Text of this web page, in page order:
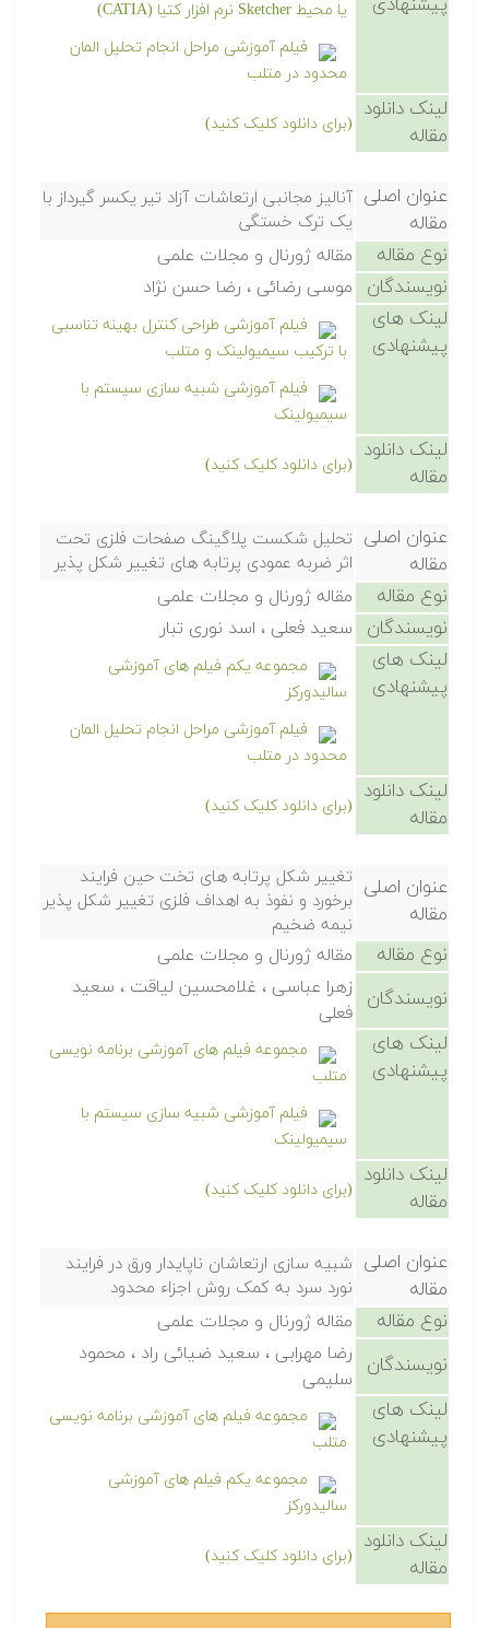
پیشنهادی
یا محیط Sketcher نرم افزار کتیا (CATIA)
فیلم آموزشی مراحل انجام تحلیل المان
محدود در متلب
لینک دانلود
مقاله
(برای دانلود کلیک کنید)
عنوان اصلی
مقاله
آنالیز مجانبی ارتعاشات آزاد تیر یکسر گیرداز با
یک ترک خستگی
نوع مقاله مقاله ژورنال و مجلات علمی
نویسندگان موسی رضائی ، رضا حسن نژاد
لینک های
پیشنهادی
فیلم آموزشی طراحی کنترل بهینه تناسبی
با ترکیب سیمیولینک و متلب
فیلم آموزشی شبیه سازی سیستم با
سیمیولینک
لینک دانلود
مقاله
(برای دانلود کلیک کنید)
عنوان اصلی
مقاله
تحلیل شکست پلاگینگ صفحات فلزی تحت
اثر ضربه عمودی پرتابه های تغییر شکل پذیر
نوع مقاله مقاله ژورنال و مجلات علمی
نویسندگان سعید فعلی ، اسد نوری تبار
لینک های
پیشنهادی
مجموعه یکم فیلم های آموزشی
سالیدورکز
فیلم آموزشی مراحل انجام تحلیل المان
محدود در متلب
لینک دانلود
مقاله
(برای دانلود کلیک کنید)
عنوان اصلی
مقاله
تغییر شکل پرتابه های تخت حین فرایند
برخورد و نفوذ به اهداف فلزی تغییر شکل پذیر
نیمه ضخیم
نوع مقاله مقاله ژورنال و مجلات علمی
نویسندگان
زهرا عباسی ، غلامحسین لیاقت ، سعید
فعلی
لینک های
پیشنهادی
مجموعه فیلم های آموزشی برنامه نویسی
متلب
فیلم آموزشی شبیه سازی سیستم با
سیمیولینک
لینک دانلود
مقاله
(برای دانلود کلیک کنید)
عنوان اصلی
مقاله
شبیه سازی ارتعاشان ناپایدار ورق در فرایند
نورد سرد به کمک روش اجزاء محدود
نوع مقاله مقاله ژورنال و مجلات علمی
نویسندگان
رضا مهرابی ، سعید ضیائی راد ، محمود
سلیمی
لینک های
پیشنهادی
مجموعه فیلم های آموزشی برنامه نویسی
متلب
مجموعه یکم فیلم های آموزشی
سالیدورکز
لینک دانلود
مقاله
(برای دانلود کلیک کنید)